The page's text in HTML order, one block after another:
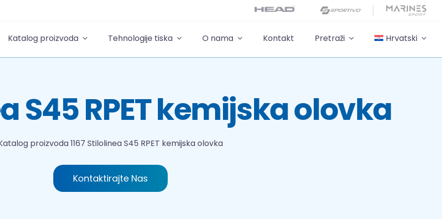
Katalog proizvoda Tehnologije tiska O nama Kontakt Pretraži Hrvatski
S45 RPET kemijska olovka
proizvoda1167 Stilolinea S45 RPET kemijska olovka
Kontaktirajte Nas